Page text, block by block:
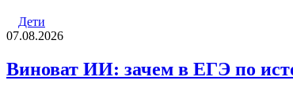
Дети
07.08.2026
Виноват ИИ: зачем в ЕГЭ по